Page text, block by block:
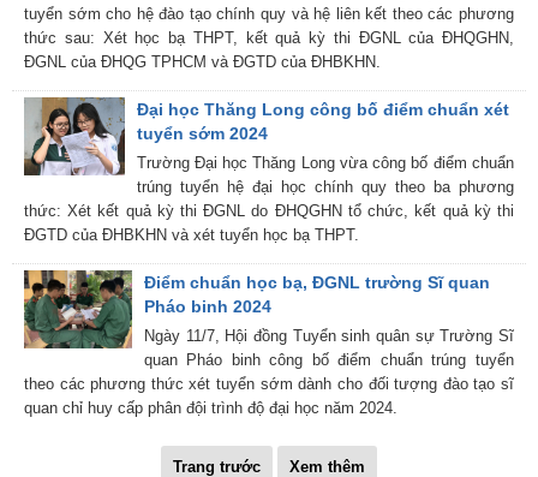
tuyển sớm cho hệ đào tạo chính quy và hệ liên kết theo các phương
thức sau: Xét học bạ THPT, kết quả kỳ thi ĐGNL của ĐHQGHN,
ĐGNL của ĐHQG TPHCM và ĐGTD của ĐHBKHN.
Đại học Thăng Long công bố điểm chuẩn xét
tuyển sớm 2024
Trường Đại học Thăng Long vừa công bố điểm chuẩn
trúng tuyển hệ đại học chính quy theo ba phương
thức: Xét kết quả kỳ thi ĐGNL do ĐHQGHN tổ chức, kết quả kỳ thi
ĐGTD của ĐHBKHN và xét tuyển học bạ THPT.
Điểm chuẩn học bạ, ĐGNL trường Sĩ quan
Pháo binh 2024
Ngày 11/7, Hội đồng Tuyển sinh quân sự Trường Sĩ
quan Pháo binh công bố điểm chuẩn trúng tuyển
theo các phương thức xét tuyển sớm dành cho đối tượng đào tạo sĩ
quan chỉ huy cấp phân đội trình độ đại học năm 2024.
Trang trước Xem thêm